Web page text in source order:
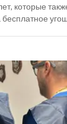
которые